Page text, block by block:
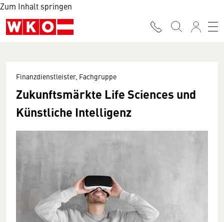
Zum Inhalt springen
Finanzdienstleister, Fachgruppe
Zukunftsmärkte Life Sciences und
Künstliche Intelligenz